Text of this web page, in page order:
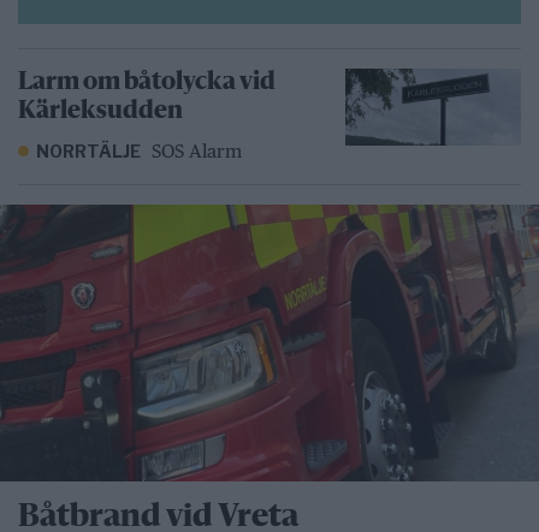
Larm om båtolycka vid
Kärleksudden
NORRTÄLJE SOS Alarm
Båtbrand vid Vreta